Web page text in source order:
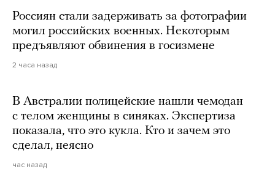
Россиян стали задерживать за фотографии
могил российских военных. Некоторым
предъявляют обвинения в госизмене
2 часа назад
В Австралии полицейские нашли чемодан
с телом женщины в синяках. Экспертиза
показала, что это кукла. Кто и зачем это
сделал, неясно
час назад